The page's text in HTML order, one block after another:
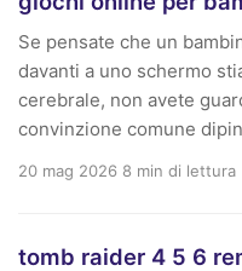
Se pensate che un
davanti a uno schermo
cerebrale, non avete
convinzione comune
20 mag 2026 8 min di lettura
tomb raider 4 5 6